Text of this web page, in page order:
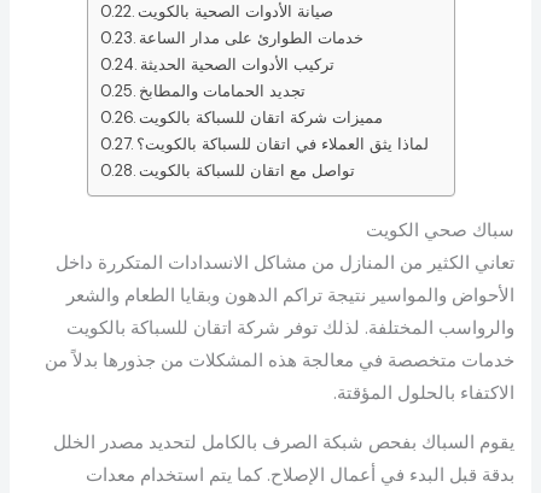
صيانة الأدوات الصحية بالكويت
خدمات الطوارئ على مدار الساعة
تركيب الأدوات الصحية الحديثة
تجديد الحمامات والمطابخ
مميزات شركة اتقان للسباكة بالكويت
لماذا يثق العملاء في اتقان للسباكة بالكويت؟
تواصل مع اتقان للسباكة بالكويت
سباك صحي الكويت
تعاني الكثير من المنازل من مشاكل الانسدادات المتكررة داخل
الأحواض والمواسير نتيجة تراكم الدهون وبقايا الطعام والشعر
والرواسب المختلفة. لذلك توفر شركة اتقان للسباكة بالكويت
خدمات متخصصة في معالجة هذه المشكلات من جذورها بدلاً من
الاكتفاء بالحلول المؤقتة.
يقوم السباك بفحص شبكة الصرف بالكامل لتحديد مصدر الخلل
بدقة قبل البدء في أعمال الإصلاح. كما يتم استخدام معدات